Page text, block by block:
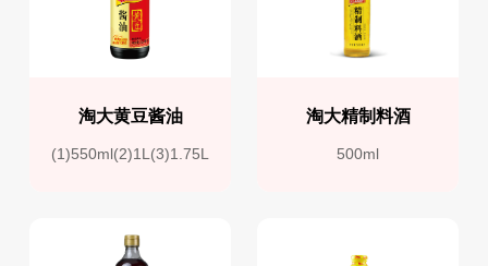
淘大黄豆酱油
(1)550ml(2)1L(3)1.75L
淘大精制料酒
500ml